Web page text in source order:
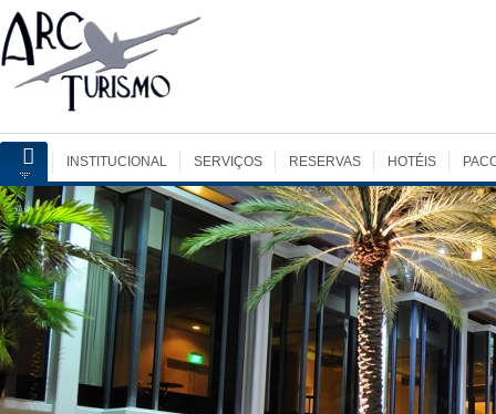
INSTITUCIONAL SERVIÇOS RESERVAS HOTÉIS